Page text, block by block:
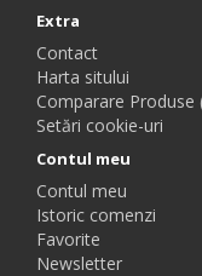
Extra
Contact
Harta sitului
Comparare Produse
Setări cookie-uri
Contul meu
Contul meu
Istoric comenzi
Favorite
Newsletter